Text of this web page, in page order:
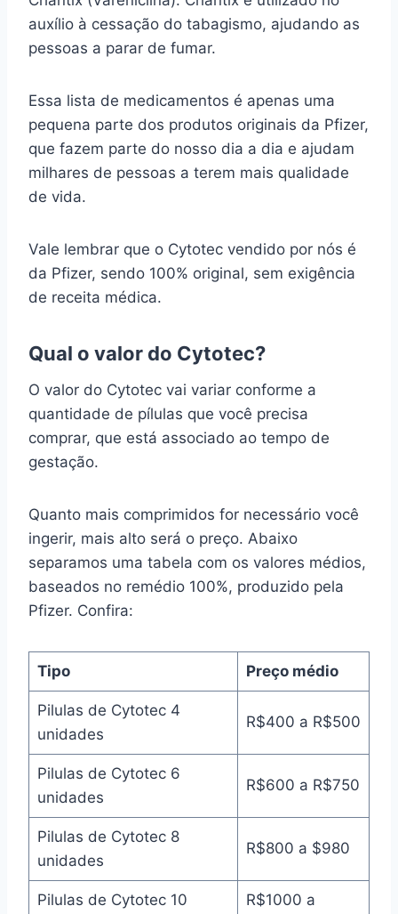
auxílio à cessação do tabagismo, ajudando as
pessoas a parar de fumar.
Essa lista de medicamentos é apenas uma
pequena parte dos produtos originais da Pfizer,
que fazem parte do nosso dia a dia e ajudam
milhares de pessoas a terem mais qualidade
de vida.
Vale lembrar que o Cytotec vendido por nós é
da Pfizer, sendo 100% original, sem exigência
de receita médica.
Qual o valor do Cytotec?
O valor do Cytotec vai variar conforme a
quantidade de pílulas que você precisa
comprar, que está associado ao tempo de
gestação.
Quanto mais comprimidos for necessário você
ingerir, mais alto será o preço. Abaixo
separamos uma tabela com os valores médios,
baseados no remédio 100%, produzido pela
Pfizer. Confira:
Tipo Preço médio
Pilulas de Cytotec 4
unidades
R$400 a R$500
Pilulas de Cytotec 6
unidades
R$600 a R$750
Pilulas de Cytotec 8
unidades
R$800 a $980
Pilulas de Cytotec 10
R$1000 a